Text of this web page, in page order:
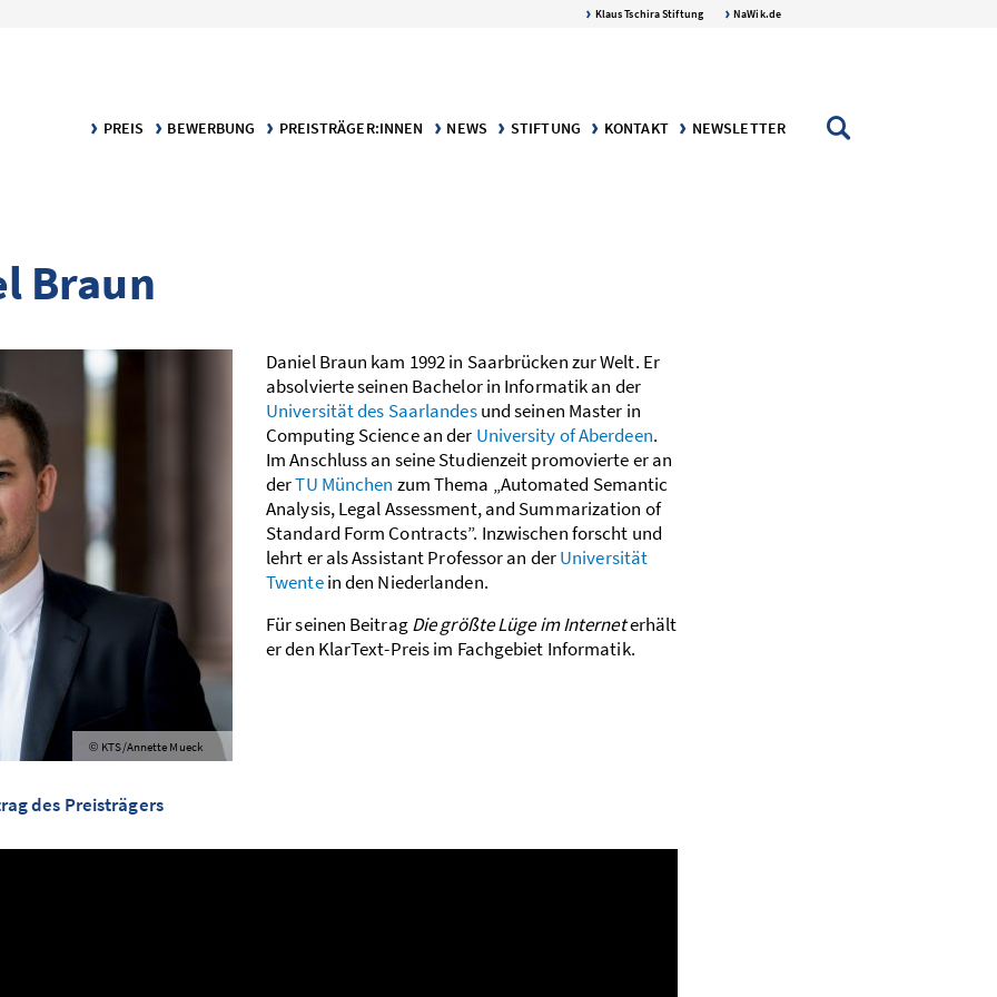
Klaus Tschira Stiftung NaWik.de
PREIS
BEWERBUNG
PREISTRÄGER:INNEN
NEWS
STIFTUNG
KONTAKT NEWSLETTER
Braun
© KTS/Annette Mueck
Daniel Braun kam 1992 in Saarbrücken zur Welt. Er
absolvierte seinen Bachelor in Informatik an der
Universität des Saarlandesund seinen Master in
Computing Science an der University of Aberdeen.
Im Anschluss an seine Studien­zeit promovierte er an
derTU München zum Thema „Automated Semantic
Analysis, Legal Assessment, and Summarization of
Standard Form Contracts”. Inzwischen forscht und
lehrt er als Assistant Professor an derUniversität
Twentein den Niederlanden.
Für seinen BeitragDie größte Lüge im Interneterhält
er den KlarText-Preis im Fachgebiet Informatik.
des Preisträgers